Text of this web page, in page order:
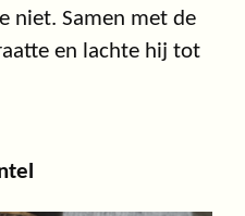
niet. Samen met de
en lachte hij tot